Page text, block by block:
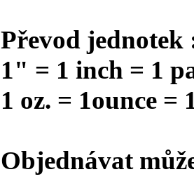
Převod jednotek
1" = 1 inch = 1
1 oz. = 1ounce =
Objednávat